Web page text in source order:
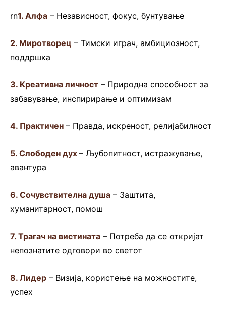
rn1. Алфа – Независност, фокус, бунтување
2. Миротворец – Тимски играч, амбициозност,
поддршка
3. Креативна личност – Природна способност за
забавување, инспирирање и оптимизам
4. Практичен – Правда, искреност, релијабилност
5. Слободен дух – Љубопитност, истражување,
авантура
6. Сочувствителна душа – Заштита,
хуманитарност, помош
7. Трагач на вистината – Потреба да се откријат
непознатите одговори во светот
8. Лидер – Визија, користење на можностите,
успех